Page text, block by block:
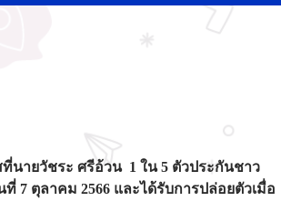
นายวัชระ ศรีอ้วน 1 ใน 5 ตัวประกันชาว
7 ตุลาคม 2566 และได้รับการปล่อยตัวเมื่อ